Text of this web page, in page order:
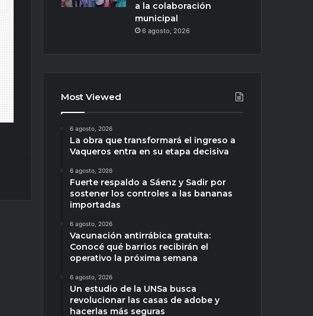
a la colaboración
municipal
6 agosto, 2026
Most Viewed
6 agosto, 2026
La obra que transformará el ingreso a
Vaqueros entra en su etapa decisiva
6 agosto, 2026
Fuerte respaldo a Sáenz y Sadir por
sostener los controles a las bananas
importadas
6 agosto, 2026
Vacunación antirrábica gratuita:
Conocé qué barrios recibirán el
operativo la próxima semana
6 agosto, 2026
Un estudio de la UNSa busca
revolucionar las casas de adobe y
hacerlas más seguras